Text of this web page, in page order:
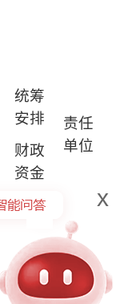
统筹
安排
财政
资金
责任
单位
x